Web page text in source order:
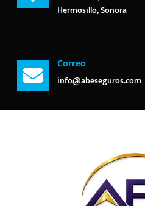
Hermosillo, Sonora
Correo
info@abeseguros.com